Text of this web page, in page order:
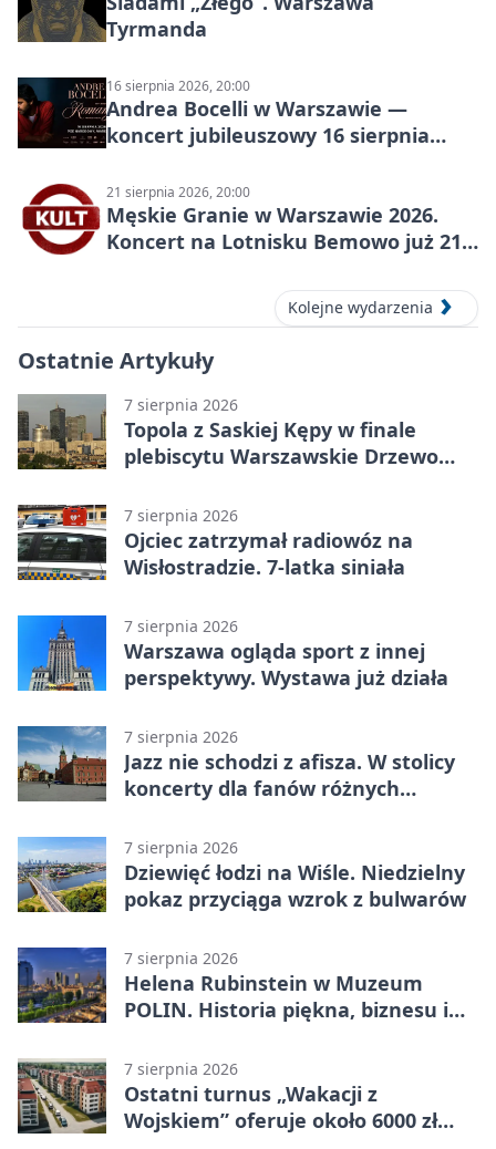
Tyrmanda
16 sierpnia 2026, 20:00
Andrea Bocelli w Warszawie —
koncert jubileuszowy 16 sierpnia
21 sierpnia 2026, 20:00
Męskie Granie w Warszawie 2026.
Koncert na Lotnisku Bemowo już 21
Kolejne wydarzenia
Ostatnie Artykuły
7 sierpnia 2026
Topola z Saskiej Kępy w finale
plebiscytu Warszawskie Drzewo
7 sierpnia 2026
Ojciec zatrzymał radiowóz na
Wisłostradzie. 7-latka siniała
7 sierpnia 2026
Warszawa ogląda sport z innej
perspektywy. Wystawa już działa
7 sierpnia 2026
Jazz nie schodzi z afisza. W stolicy
koncerty dla fanów różnych
7 sierpnia 2026
Dziewięć łodzi na Wiśle. Niedzielny
pokaz przyciąga wzrok z bulwarów
7 sierpnia 2026
Helena Rubinstein w Muzeum
POLIN. Historia piękna, biznesu i
7 sierpnia 2026
Ostatni turnus „Wakacji z
Wojskiem” oferuje około 6000 zł